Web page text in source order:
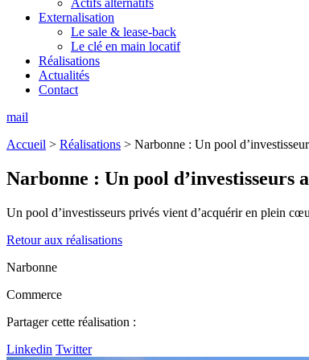
Actifs alternatifs
Externalisation
Le sale & lease-back
Le clé en main locatif
Réalisations
Actualités
Contact
mail
Accueil > Réalisations > Narbonne : Un pool
Narbonne : Un pool d’investisseurs
Un pool d’investisseurs privés vient d’acquérir en plein
Retour aux réalisations
Narbonne
Commerce
Partager cette réalisation :
Linkedin Twitter